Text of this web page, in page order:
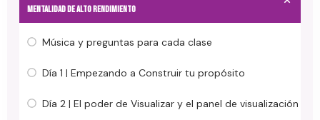
MENTALIDAD DE ALTO RENDIMIENTO
Música y preguntas para cada clase
Día 1 | Empezando a Construir tu propósito
Día 2 | El poder de Visualizar y el panel de visualización